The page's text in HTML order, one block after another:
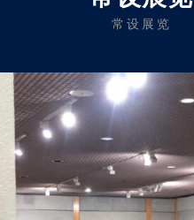
常设展览